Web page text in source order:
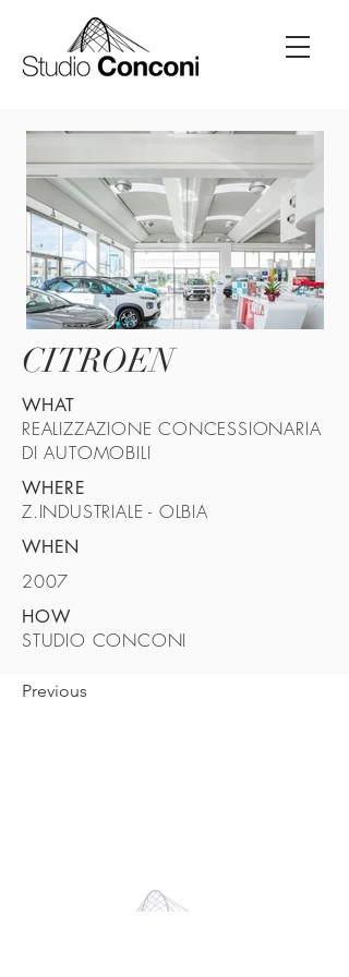
CITROEN
WHAT
REALIZZAZIONE CONCESSIONARIA
DI AUTOMOBILI
WHERE
Z.INDUSTRIALE - OLBIA
WHEN
2007
HOW
STUDIO CONCONI
Previous